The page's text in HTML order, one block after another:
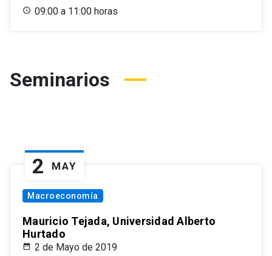
09:00 a 11:00 horas
Seminarios
2 MAY
Macroeconomía
Mauricio Tejada, Universidad Alberto
Hurtado
2 de Mayo de 2019